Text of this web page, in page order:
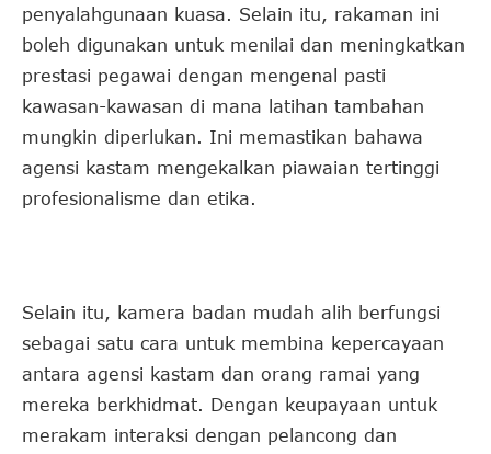
penyalahgunaan kuasa. Selain itu, rakaman ini
boleh digunakan untuk menilai dan meningkatkan
prestasi pegawai dengan mengenal pasti
kawasan-kawasan di mana latihan tambahan
mungkin diperlukan. Ini memastikan bahawa
agensi kastam mengekalkan piawaian tertinggi
profesionalisme dan etika.
Selain itu, kamera badan mudah alih berfungsi
sebagai satu cara untuk membina kepercayaan
antara agensi kastam dan orang ramai yang
mereka berkhidmat. Dengan keupayaan untuk
merakam interaksi dengan pelancong dan